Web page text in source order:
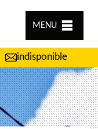
MENU
indisponible